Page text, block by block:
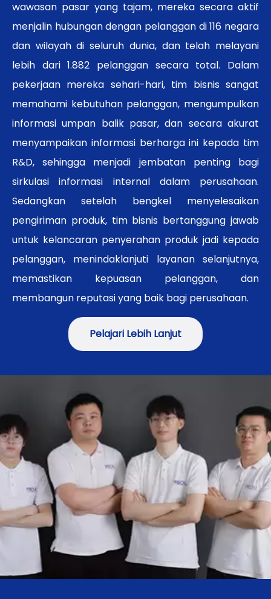
wawasan pasar yang tajam, mereka secara aktif
menjalin hubungan dengan pelanggan di 116 negara
dan wilayah di seluruh dunia, dan telah melayani
lebih dari 1.882 pelanggan secara total. Dalam
pekerjaan mereka sehari-hari, tim bisnis sangat
memahami kebutuhan pelanggan, mengumpulkan
informasi umpan balik pasar, dan secara akurat
menyampaikan informasi berharga ini kepada tim
R&D, sehingga menjadi jembatan penting bagi
sirkulasi informasi internal dalam perusahaan.
Sedangkan setelah bengkel menyelesaikan
pengiriman produk, tim bisnis bertanggung jawab
untuk kelancaran penyerahan produk jadi kepada
pelanggan, menindaklanjuti layanan selanjutnya,
memastikan kepuasan pelanggan, dan
membangun reputasi yang baik bagi perusahaan.
Pelajari Lebih Lanjut